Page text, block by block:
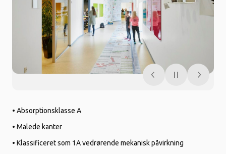
• Absorptionsklasse A
• Malede kanter
• Klassificeret som 1A vedrørende mekanisk påvirkning